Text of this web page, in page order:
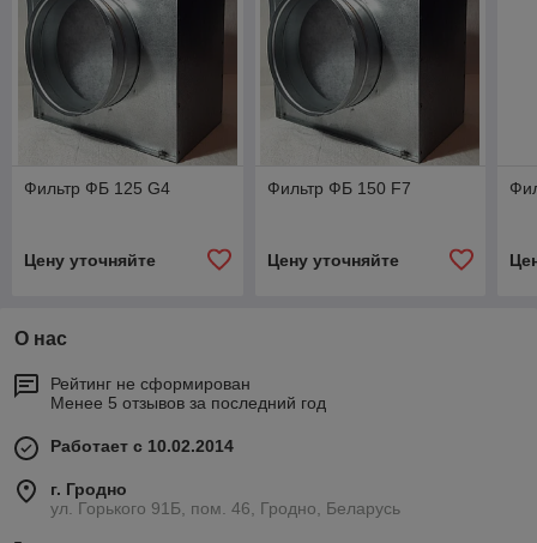
Фильтр ФБ 125 G4
Цену уточняйте
Фильтр ФБ 150 F7
Цену уточняйте
О нас
Рейтинг не сформирован
Менее 5 отзывов за последний год
Работает с 10.02.2014
г. Гродно
ул. Горького 91Б, пом. 46, Гродно, Беларусь